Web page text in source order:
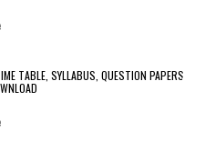
TABLE, SYLLABUS, QUESTION PAPERS